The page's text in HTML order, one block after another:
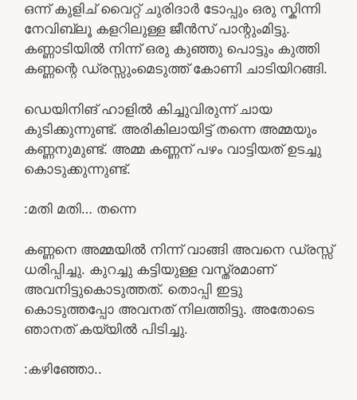
ഒന്ന് കുളിച് വൈറ്റ് ചുരിദാർ ടോപ്പും ഒരു സ്കിന്നി
നേവിബ്ലൂ കളറിലുള്ള ജീൻസ് പാന്റുംമിട്ടു.
കണ്ണാടിയിൽ നിന്ന് ഒരു കുഞ്ഞു പൊട്ടും കുത്തി
കണ്ണന്റെ ഡ്രസ്സുംമെടുത്ത്‌ കോണി ചാടിയിറങ്ങി.
ഡെയിനിങ് ഹാളിൽ കിച്ചുവിരുന്ന് ചായ
കുടിക്കുന്നുണ്ട്. അരികിലായിട്ട് തന്നെ അമ്മയും
കണ്ണനുമുണ്ട്. അമ്മ കണ്ണന് പഴം വാട്ടിയത് ഉടച്ചു
കൊടുക്കുന്നുണ്ട്.
:മതി മതി… തന്നെ
കണ്ണനെ അമ്മയിൽ നിന്ന് വാങ്ങി അവനെ ഡ്രസ്സ്‌
ധരിപ്പിച്ചു. കുറച്ചു കട്ടിയുള്ള വസ്ത്രമാണ്
അവനിട്ടുകൊടുത്തത്. തൊപ്പി ഇട്ടു
കൊടുത്തപ്പോ അവനത് നിലത്തിട്ടു. അതോടെ
ഞാനത് കയ്യിൽ പിടിച്ചു.
:കഴിഞ്ഞോ..